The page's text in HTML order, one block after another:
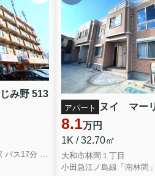
み野 513
小田急小田原線「海老名」駅 バス17分 相鉄バス「東名綾瀬」 停歩2分
アパート ヌイ マー
8.1万円
1K / 32.70㎡
大和市林間１丁目
小田急江ノ島線「南林間